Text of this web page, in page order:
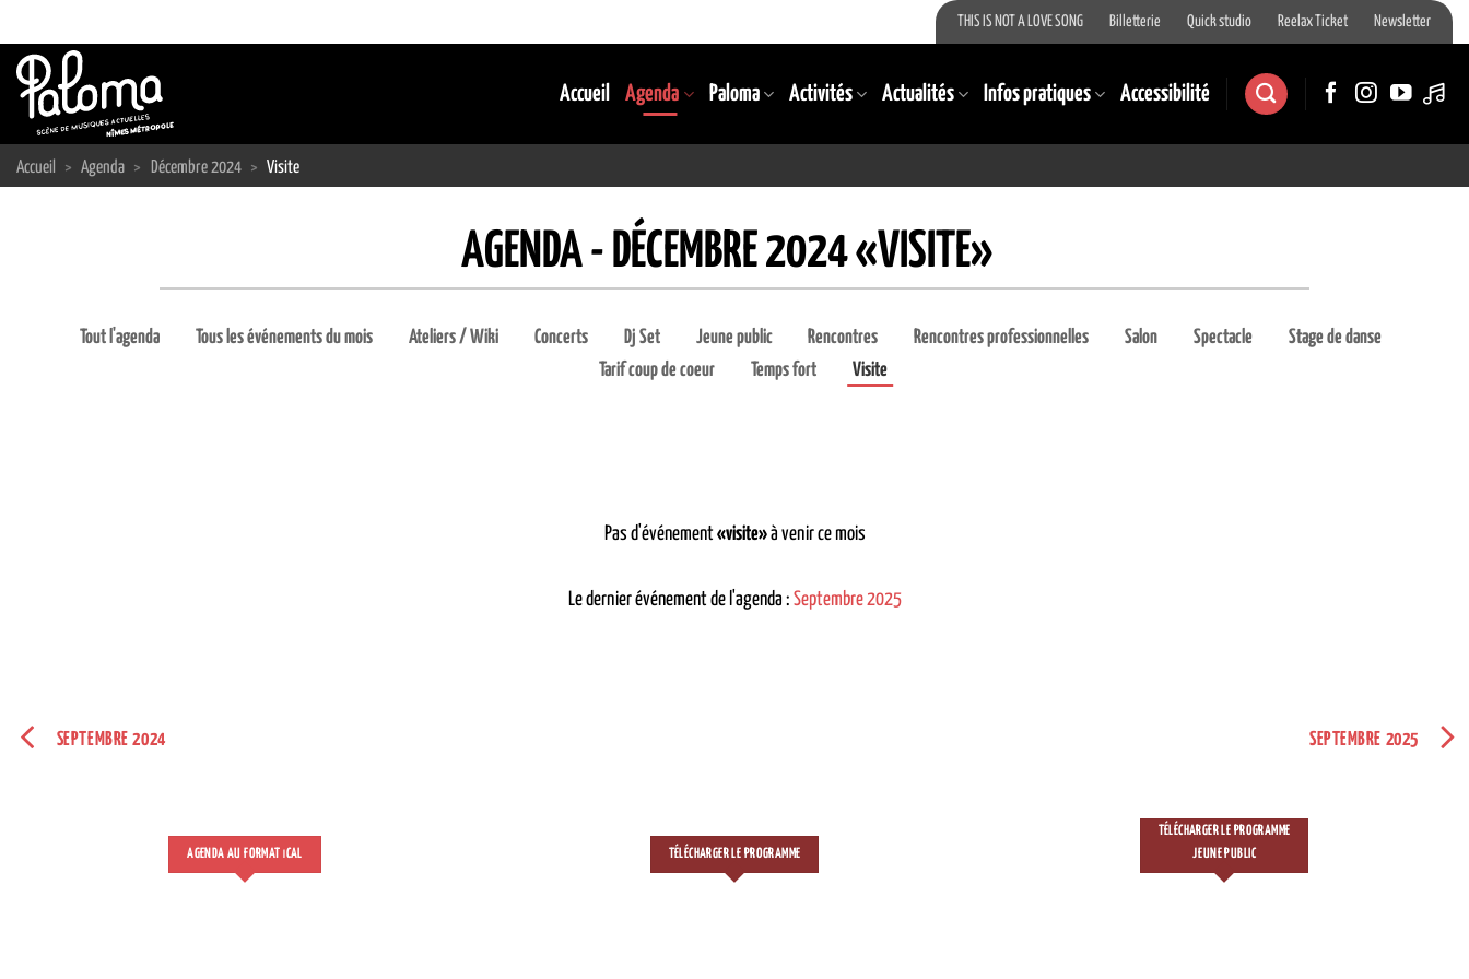
au
contenu
THIS IS NOT A LOVE SONG Billetterie Quick studio Reelax Ticket Newsletter
Accueil Agenda Paloma Activités Actualités Infos pratiques Accessibilité
Accueil > Agenda > Décembre 2024 > Visite
AGENDA - DÉCEMBRE 2024 «VISITE»
Tout l'agenda Tous les événements du mois Ateliers / Wiki Concerts Dj Set Jeune public Rencontres Rencontres professionnelles Salon Spectacle
Stage de danse
Tarif coup de coeur
Temps fort Visite
Pas d'événement«visite»à venir ce mois
Le dernier événement de l'agenda : Septembre 2025
SEPTEMBRE 2024 SEPTEMBRE 2025
AGENDA AU FORMAT CAL TÉLÉCHARGER LE PROGRAMME
TÉLÉCHARGER LE PROGRAMME
JEUNE PUBLIC